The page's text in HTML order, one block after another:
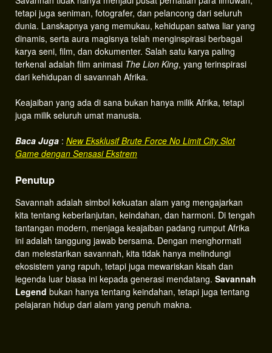
tetapi juga seniman, fotografer, dan pelancong dari seluruh
dunia. Lanskapnya yang memukau, kehidupan satwa liar yang
dinamis, serta aura magisnya telah menginspirasi berbagai
karya seni, film, dan dokumenter. Salah satu karya paling
terkenal adalah film animasi The Lion King, yang terinspirasi
dari kehidupan di savannah Afrika.
Keajaiban yang ada di sana bukan hanya milik Afrika, tetapi
juga milik seluruh umat manusia.
Baca Juga : New Eksklusif Brute Force No Limit City Slot
Game dengan Sensasi Ekstrem
Penutup
Savannah adalah simbol kekuatan alam yang mengajarkan
kita tentang keberlanjutan, keindahan, dan harmoni. Di tengah
tantangan modern, menjaga keajaiban padang rumput Afrika
ini adalah tanggung jawab bersama. Dengan menghormati
dan melestarikan savannah, kita tidak hanya melindungi
ekosistem yang rapuh, tetapi juga mewariskan kisah dan
legenda luar biasa ini kepada generasi mendatang. Savannah
Legend bukan hanya tentang keindahan, tetapi juga tentang
pelajaran hidup dari alam yang penuh makna.